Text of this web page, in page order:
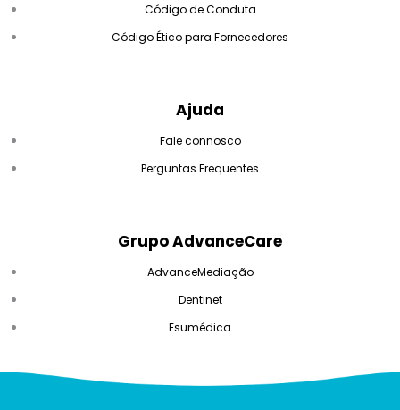
Código de Conduta
Código Ético para Fornecedores
Ajuda
Fale connosco
Perguntas Frequentes
Grupo AdvanceCare
AdvanceMediação
Dentinet
Esumédica